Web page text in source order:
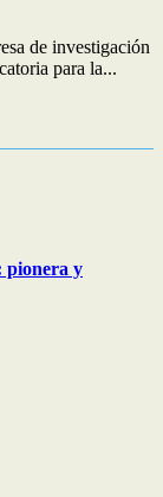
de investigación
para la...
pionera y